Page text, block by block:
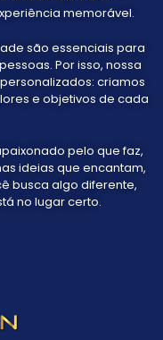
memorável.
são essenciais para
Por isso, nossa
criamos
e objetivos de cada
pelo que faz,
ideias que encantam,
busca algo diferente,
no lugar certo.